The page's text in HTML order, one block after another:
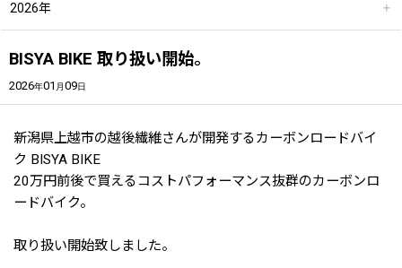
BISYA BIKE 取り扱い開始。
2026年01 月09日
新潟県上越市の越後繊維さんが開発するカーボンロードバイ
ク BISYA BIKE
20万円前後で買えるコストパフォーマンス抜群のカーボンロ
ードバイク。
取り扱い開始致しました。
2026年